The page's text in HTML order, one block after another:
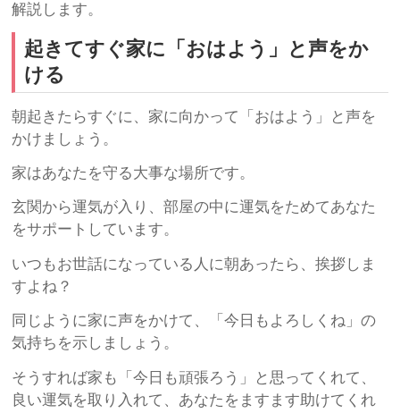
解説します。
起きてすぐ家に「おはよう」と声をか
ける
朝起きたらすぐに、家に向かって「おはよう」と声を
かけましょう。
家はあなたを守る大事な場所です。
玄関から運気が入り、部屋の中に運気をためてあなた
をサポートしています。
いつもお世話になっている人に朝あったら、挨拶しま
すよね？
同じように家に声をかけて、「今日もよろしくね」の
気持ちを示しましょう。
そうすれば家も「今日も頑張ろう」と思ってくれて、
良い運気を取り入れて、あなたをますます助けてくれ